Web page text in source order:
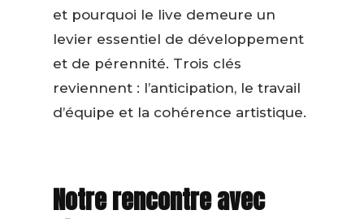
et pourquoi le live demeure un
levier essentiel de développement
et de pérennité. Trois clés
reviennent : l’anticipation, le travail
d’équipe et la cohérence artistique.
Notre rencontre avec